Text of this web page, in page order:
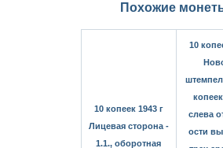
Похожие
10 копеек 1943 г
Лицевая сторона -
1.1., оборотная
10
слева
ости